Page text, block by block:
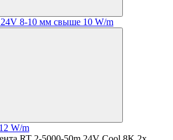
8-10 мм свыше 10 W/m
W/m